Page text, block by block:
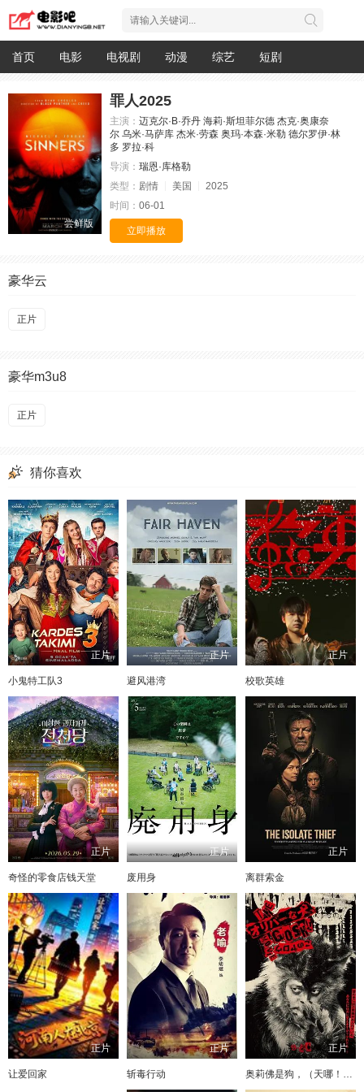
首页 电影 电视剧 动漫 综艺 短剧
尝鲜版
罪人2025
主演： 迈克尔·B·乔丹 海莉·斯坦菲尔德 杰克·奥康奈
尔 乌米·马萨库 杰米·劳森 奥玛·本森·米勒 德尔罗伊·林
多 罗拉·科
导演： 瑞恩·库格勒
类型： 剧情 美国
2025
时间： 06-01
立即播放
豪华云
正片
豪华m3u8
正片
猜你喜欢
正片
小鬼特工队3
正片
避风港湾
正片
校歌英雄
正片
奇怪的零食店钱天堂
正片
废用身
正片
离群索金
正片
让爱回家
正片
斩毒行动
正片
奥莉佛是狗，（天哪！！）这家伙电影版